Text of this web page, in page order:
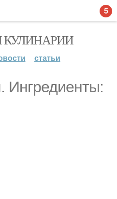
статьи
Ингредиенты:
5